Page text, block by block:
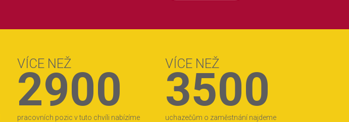
VÍCE NEŽ
2900
pracovních pozic v tuto chvíli nabízíme
VÍCE NEŽ
3500
uchazečům o zaměstnání najdeme